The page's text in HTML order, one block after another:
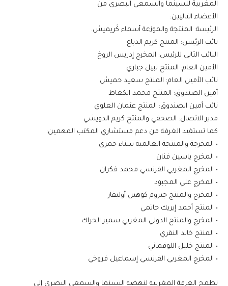
المغربية للسينما والسمعي البصري من
الأعضاء التاليين:
الرئيسة: المنتجة والموزعة أسماء كَريميش.
نائب الرئيس: المنتج كريم الدباغ
النائب الثاني للرئيس: المخرج إدريس الروخ
الأمين العام: المنتج نبيل جباري
نائب الأمين العام: المنتج سعيد حميش
أمين الصندوق: المنتج محمد الكغاط
نائب أمين الصندوق: المنتج عثمان العلوي
مدير الاتصال: الصحفي والمنتج كريم الدويشي
كما تستفيد الغرفة من دعم مستشاري المكتب المهمين:
• المخرجة والمنتجة العالمية سناء حمري
• المخرج ياسين فنان
• المخرج المغربي الفرنسي محمد فكران
• المخرج علي المجبود
• المخرج والمنتج جيروم كوهين أوليفار
• المنتج أحمد إيريك حاتمي
• المخرج والمنتج الدولي المغربي سمير الحراك
• المنتج خالد النقري
• المنتج خليل اللوقماني
• المخرج المغربي الفرنسي إسماعيل فروخي
تطمح الغرفة المغربية لنهضة السينما والسمعي البصري إلى